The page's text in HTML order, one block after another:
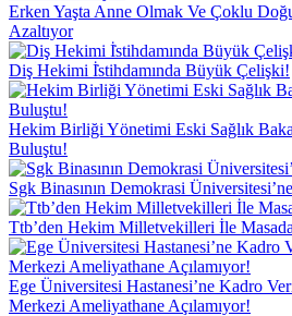
Erken Yaşta Anne Olmak Ve Çoklu
Azaltıyor
Diş Hekimi İ̇stihdamında Büyük Çelişki!
Hekim Birliği Yönetimi Eski Sağlık
Buluştu!
Sgk Binasının Demokrasi
Ttb’den Hekim Milletvekilleri İle
Ege Üniversitesi Hastanesi’ne Kadro
Merkezi Ameliyathane Açılamıyor!